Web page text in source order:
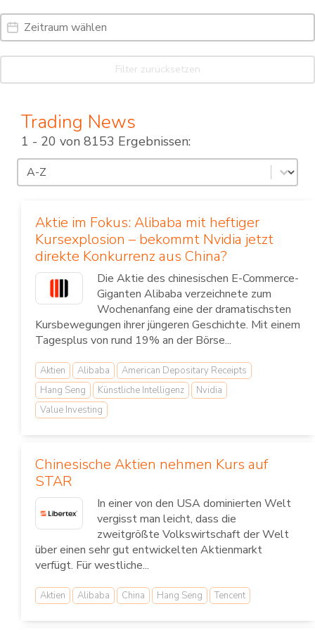
Date Range
Date
Filter zurücksetzen
Trading News
1 - 20 von 8153 Ergebnissen:
Sortierung
Sort content
Aktie im Fokus: Alibaba mit heftiger
Kursexplosion – bekommt Nvidia jetzt
direkte Konkurrenz aus China?
Die Aktie des chinesischen E-Commerce-
Giganten Alibaba verzeichnete zum
Wochenanfang eine der dramatischsten
Kursbewegungen ihrer jüngeren Geschichte. Mit einem
Tagesplus von rund 19% an der Börse...
Aktien Alibaba
American Depositary Receipts
Hang Seng
Künstliche Intelligenz
Nvidia
Value Investing
Chinesische Aktien nehmen Kurs auf
STAR
In einer von den USA dominierten Welt
vergisst man leicht, dass die
zweitgrößte Volkswirtschaft der Welt
über einen sehr gut entwickelten Aktienmarkt
verfügt. Für westliche...
Aktien Alibaba China Hang Seng Tencent